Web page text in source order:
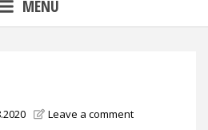
MENU
Leave a comment